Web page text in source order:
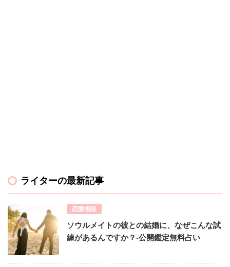
ライターの最新記事
恋愛相談
ソウルメイトの彼との結婚に、なぜこんな試
練があるんですか？-公開鑑定無料占い